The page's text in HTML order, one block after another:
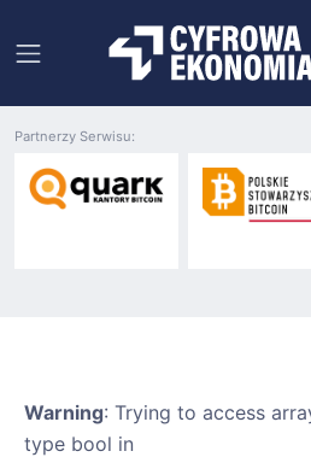
Partnerzy Serwisu:
Warning: Trying to access
type bool in